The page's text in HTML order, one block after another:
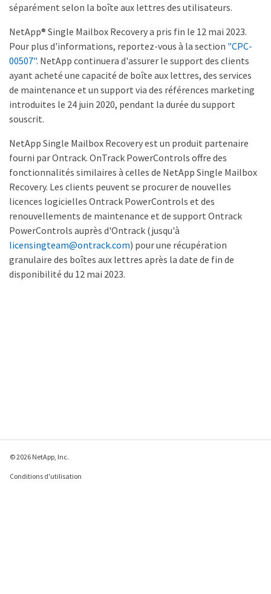
séparément selon la boîte aux lettres des utilisateurs.
NetApp® Single Mailbox Recovery a pris fin le 12 mai 2023.
Pour plus d'informations, reportez-vous à la section "CPC-
00507". NetApp continuera d'assurer le support des clients
ayant acheté une capacité de boîte aux lettres, des services
de maintenance et un support via des références marketing
introduites le 24 juin 2020, pendant la durée du support
souscrit.
NetApp Single Mailbox Recovery est un produit partenaire
fourni par Ontrack. OnTrack PowerControls offre des
fonctionnalités similaires à celles de NetApp Single Mailbox
Recovery. Les clients peuvent se procurer de nouvelles
licences logicielles Ontrack PowerControls et des
renouvellements de maintenance et de support Ontrack
PowerControls auprès d'Ontrack (jusqu'à
licensingteam@ontrack.com) pour une récupération
granulaire des boîtes aux lettres après la date de fin de
disponibilité du 12 mai 2023.
© 2026 NetApp, Inc.
Conditions d'utilisation